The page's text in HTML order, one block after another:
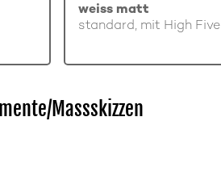
weiss matt
standard, mit High Five
Massskizzen